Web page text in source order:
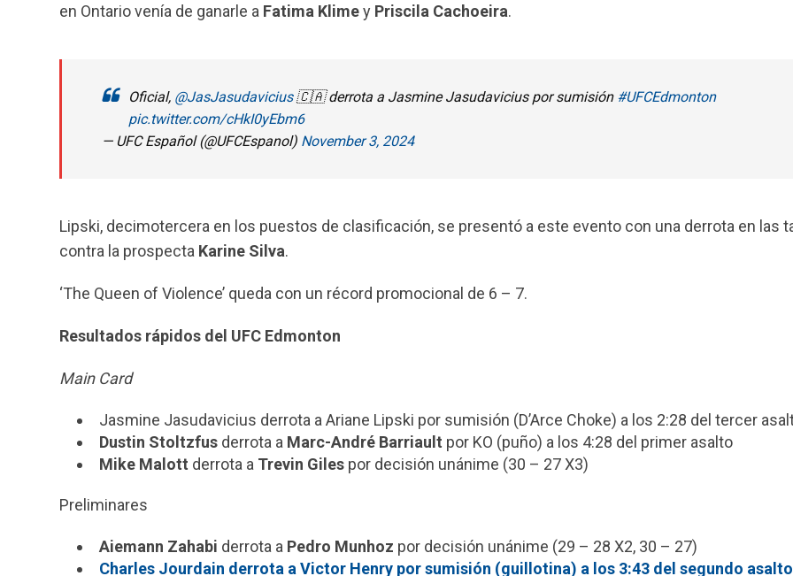
en Ontario venía de ganarle a Fatima Klimey Priscila Cachoeira.
Oficial, @JasJasudavicius🇨🇦 derrota a Jasmine Jasudavicius por sumisión #UFCEdmonton
pic.twitter.com/cHkI0yEbm6
— UFC Español (@UFCEspanol) November 3, 2024
Lipski, decimotercera en los puestos de clasificación, se presentó a este evento con una derrota en las
contra la prospecta Karine Silva.
‘The Queen of Violence’ queda con un récord promocional de 6 – 7.
Resultados rápidos del UFC Edmonton
Main Card
Jasmine Jasudavicius derrota a Ariane Lipski por sumisión (D’Arce Choke) a los 2:28 del tercer
Dustin Stoltzfus derrota a Marc-André Barriault por KO (puño) a los 4:28 del primer asalto
Mike Malott derrota a Trevin Giles por decisión unánime (30 – 27 X3)
Preliminares
Aiemann Zahabi derrota a Pedro Munhoz por decisión unánime (29 – 28 X2, 30 – 27)
Charles Jourdain derrota a Victor Henry por sumisión (guillotina) a los 3:43 del segundo asalto